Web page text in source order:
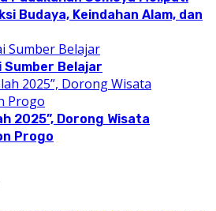
Budaya, Keindahan Alam, dan
Sumber Belajar
2025”, Dorong Wisata
Progo